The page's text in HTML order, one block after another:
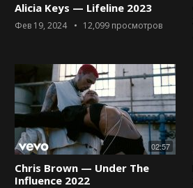
Alicia Keys — Lifeline 2023
Фев 19, 2024 12,099 просмотров
02:57
Chris Brown — Under The
Influence 2022